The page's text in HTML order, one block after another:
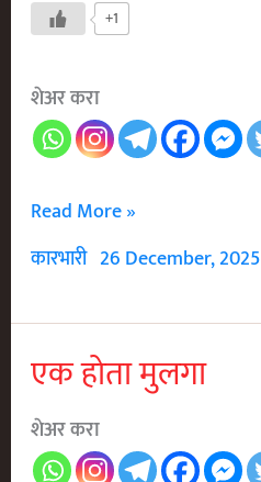
+1
शेअर करा
पडसे
न
मंत्र
Read More »
कारभारी 26 December, 2025
एक होता मुलगा
शेअर करा